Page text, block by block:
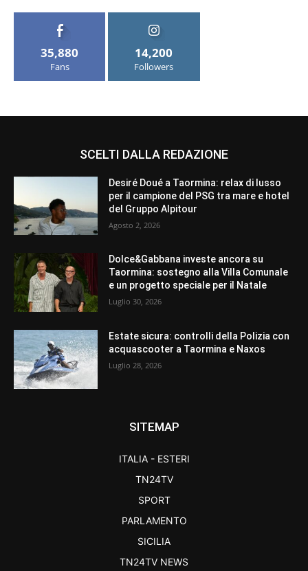
35,880
Fans
14,200
Followers
SCELTI DALLA REDAZIONE
Desiré Doué a Taormina: relax di lusso
per il campione del PSG tra mare e hotel
del Gruppo Alpitour
Agosto 2, 2026
Dolce&Gabbana investe ancora su
Taormina: sostegno alla Villa Comunale
e un progetto speciale per il Natale
Luglio 30, 2026
Estate sicura: controlli della Polizia con
acquascooter a Taormina e Naxos
Luglio 28, 2026
SITEMAP
ITALIA - ESTERI
TN24TV
SPORT
PARLAMENTO
SICILIA
TN24TV NEWS